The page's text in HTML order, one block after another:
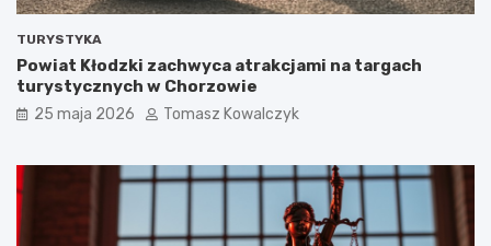
TURYSTYKA
Powiat Kłodzki zachwyca atrakcjami na targach
turystycznych w Chorzowie
25 maja 2026 Tomasz Kowalczyk